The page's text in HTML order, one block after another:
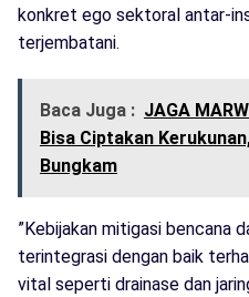
konkret ego sektoral antar-
terjembatani.
Baca Juga : JAGA
Bisa Ciptakan
Bungkam
​”Kebijakan mitigasi bencana
terintegrasi dengan baik
vital seperti drainase dan